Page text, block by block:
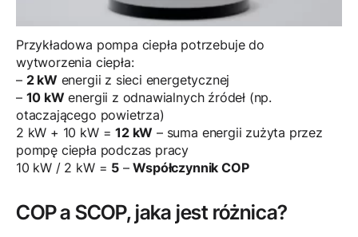
Przykładowa pompa ciepła potrzebuje do
wytworzenia ciepła:
– 2 kWenergii z sieci energetycznej
– 10 kWenergii z odnawialnych źródeł (np.
otaczającego powietrza)
2 kW + 10 kW =12 kW – suma energii zużyta przez
pompę ciepła podczas pracy
10 kW / 2 kW = 5–Współczynnik COP
COP a SCOP, jaka jest różnica?